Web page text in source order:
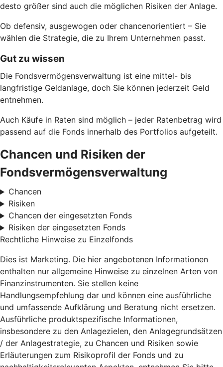
desto größer sind auch die möglichen Risiken der Anlage.
Ob defensiv, ausgewogen oder chancenorientiert – Sie
wählen die Strategie, die zu Ihrem Unternehmen passt.
Gut zu wissen
Die Fondsvermögensverwaltung ist eine mittel- bis
langfristige Geldanlage, doch Sie können jederzeit Geld
entnehmen.
Auch Käufe in Raten sind möglich – jeder Ratenbetrag wird
passend auf die Fonds innerhalb des Portfolios aufgeteilt.
Chancen und Risiken der
Fondsvermögensverwaltung
Chancen
Risiken
Chancen der eingesetzten Fonds
Risiken der eingesetzten Fonds
Rechtliche Hinweise zu Einzelfonds
Dies ist Marketing. Die hier angebotenen Informationen
enthalten nur allgemeine Hinweise zu einzelnen Arten von
Finanzinstrumenten. Sie stellen keine
Handlungsempfehlung dar und können eine ausführliche
und umfassende Aufklärung und Beratung nicht ersetzen.
Ausführliche produktspezifische Informationen,
insbesondere zu den Anlagezielen, den Anlagegrundsätzen
/ der Anlagestrategie, zu Chancen und Risiken sowie
Erläuterungen zum Risikoprofil der Fonds und zu